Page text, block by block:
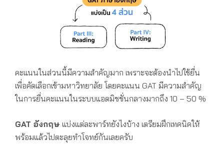
คะแนนในส่วนนี้มีความสำคัญมาก เพราะจะต้องนำไปใช้ยื่น
เพื่อคัดเลือกเข้ามหาวิทยาลัย โดยคะแนน GAT มีความสำคัญ
ในการยื่นคะแนนในระบบแอดมิชชั่นกลางมากถึง 10 – 50 %
GAT อังกฤษ แบ่งแต่ละพาร์ทยังไงบ้าง เตรียมฝึกเทคนิคให้
พร้อมแล้วไปตะลุยทำโจทย์กันเลยครับ